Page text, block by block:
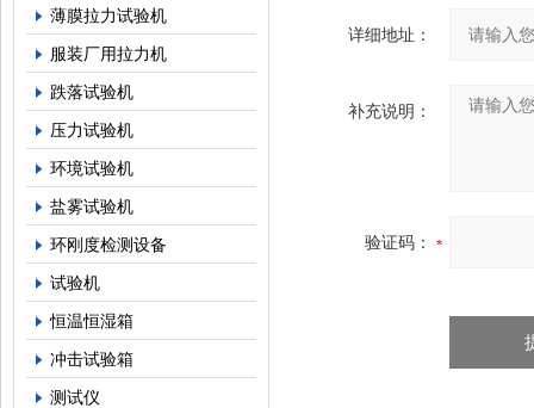
薄膜拉力试验机
服装厂用拉力机
跌落试验机
压力试验机
环境试验机
盐雾试验机
环刚度检测设备
试验机
恒温恒湿箱
冲击试验箱
测试仪
详细地址：
补充说明：
验证码：